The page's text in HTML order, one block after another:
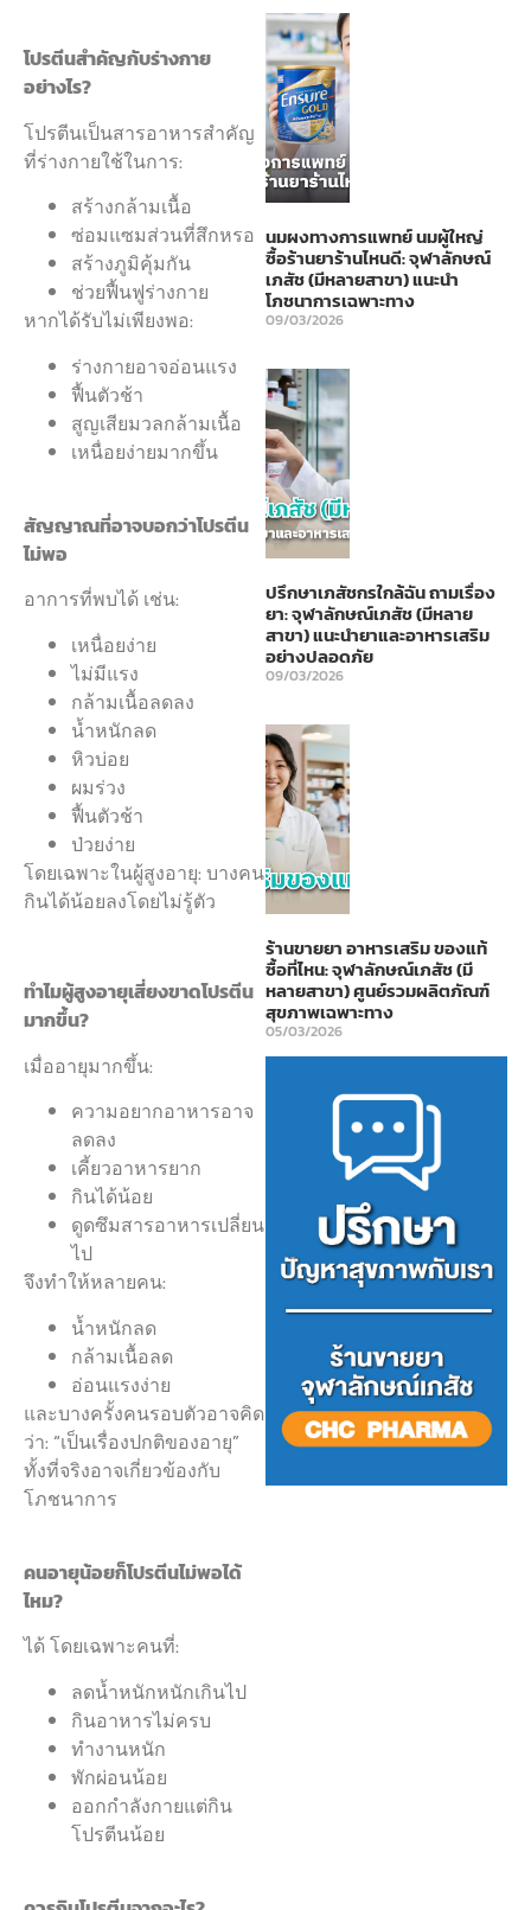
โปรตีนสำคัญกับร่างกาย
อย่างไร?
โปรตีนเป็นสารอาหารสำคัญ
ที่ร่างกายใช้ในการ:
สร้างกล้ามเนื้อ
ซ่อมแซมส่วนที่สึกหรอ
สร้างภูมิคุ้มกัน
ช่วยฟื้นฟูร่างกาย
หากได้รับไม่เพียงพอ:
ร่างกายอาจอ่อนแรง
ฟื้นตัวช้า
สูญเสียมวลกล้ามเนื้อ
เหนื่อยง่ายมากขึ้น
สัญญาณที่อาจบอกว่าโปรตีน
ไม่พอ
อาการที่พบได้ เช่น:
เหนื่อยง่าย
ไม่มีแรง
กล้ามเนื้อลดลง
น้ำหนักลด
หิวบ่อย
ผมร่วง
ฟื้นตัวช้า
ป่วยง่าย
โดยเฉพาะในผู้สูงอายุ: บางคน
กินได้น้อยลงโดยไม่รู้ตัว
ทำไมผู้สูงอายุเสี่ยงขาดโปรตีน
มากขึ้น?
เมื่ออายุมากขึ้น:
ความอยากอาหารอาจ
ลดลง
เคี้ยวอาหารยาก
กินได้น้อย
ดูดซึมสารอาหารเปลี่ยน
ไป
จึงทำให้หลายคน:
น้ำหนักลด
กล้ามเนื้อลด
อ่อนแรงง่าย
และบางครั้งคนรอบตัวอาจคิด
ว่า: “เป็นเรื่องปกติของอายุ”
ทั้งที่จริงอาจเกี่ยวข้องกับ
โภชนาการ
คนอายุน้อยก็โปรตีนไม่พอได้
ไหม?
ได้ โดยเฉพาะคนที่:
ลดน้ำหนักหนักเกินไป
กินอาหารไม่ครบ
ทำงานหนัก
พักผ่อนน้อย
ออกกำลังกายแต่กิน
โปรตีนน้อย
นมผงทางการแพทย์ นมผู้ใหญ่
ซื้อร้านยาร้านไหนดี: จุฬาลักษณ์
เภสัช (มีหลายสาขา) แนะนำ
โภชนาการเฉพาะทาง
09/03/2026
ปรึกษาเภสัชกรใกล้ฉัน ถามเรื่อง
ยา: จุฬาลักษณ์เภสัช (มีหลาย
สาขา) แนะนำยาและอาหารเสริม
อย่างปลอดภัย
09/03/2026
ร้านขายยา อาหารเสริม ของแท้
ซื้อที่ไหน: จุฬาลักษณ์เภสัช (มี
หลายสาขา) ศูนย์รวมผลิตภัณฑ์
สุขภาพเฉพาะทาง
05/03/2026